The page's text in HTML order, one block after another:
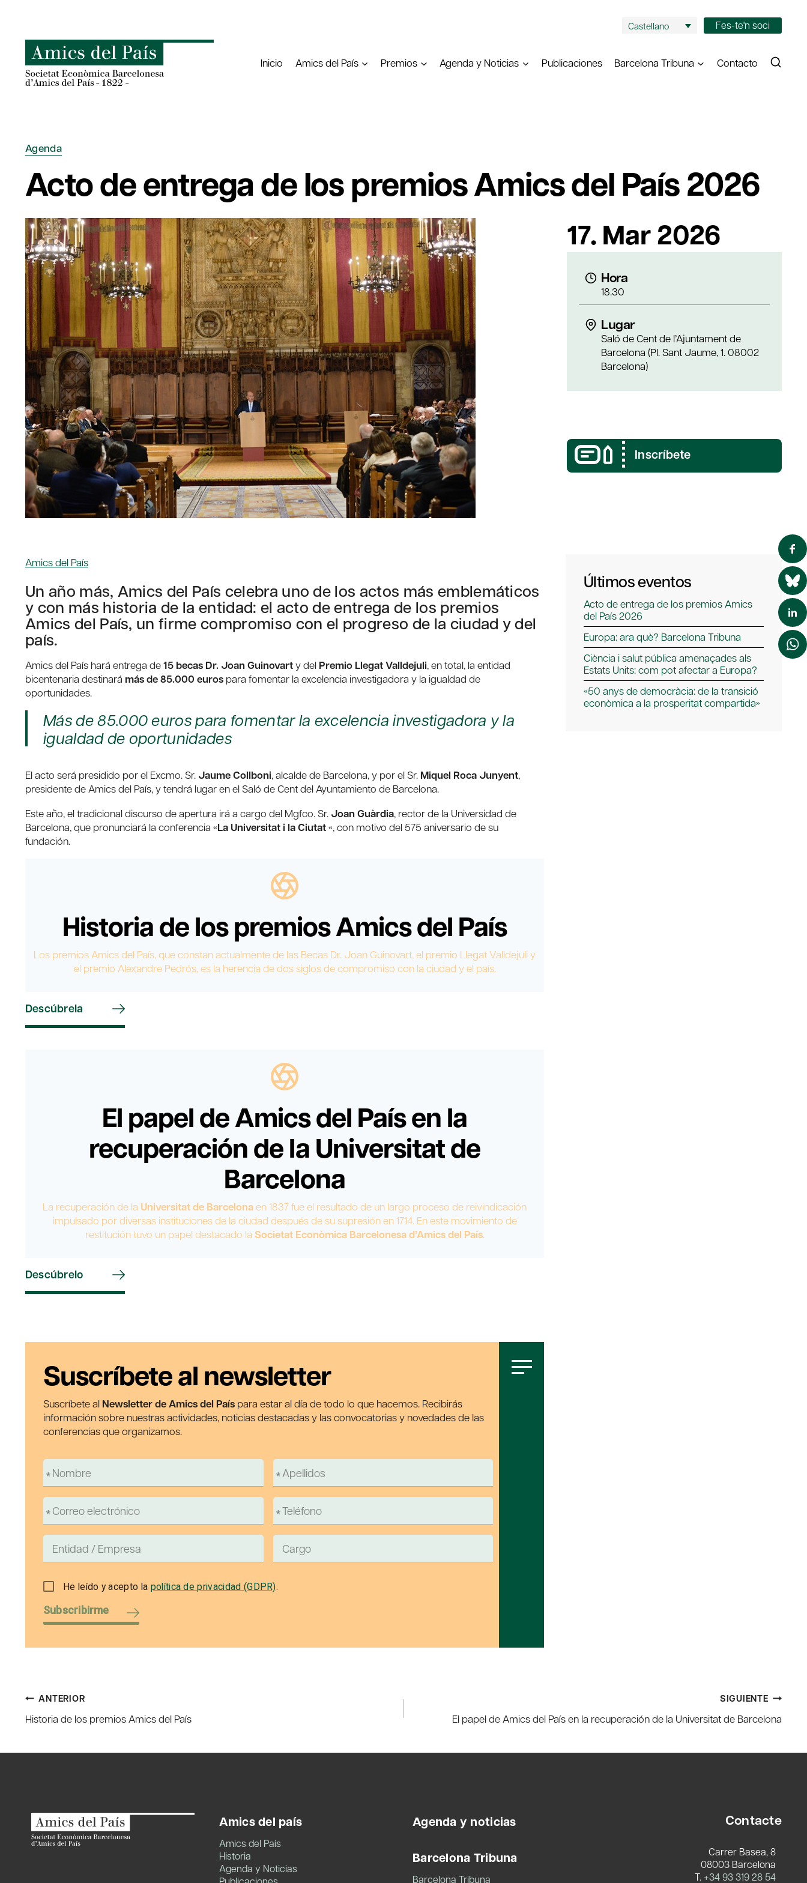
contenido
Castellano Fes-te'n soci
Inicio Amics del País Premios Agenda y Noticias Publicaciones Barcelona Tribuna Contacto
Agenda
Acto de entrega de los premios Amics del País 2026
17. Mar 2026
Hora
18.30
Lugar
Saló de Cent de l’Ajuntament de
Barcelona (Pl. Sant Jaume, 1. 08002
Barcelona)
Inscríbete
Amics del País
Un año más, Amics del País celebra uno de los actos más emblemáticos
y con más historia de la entidad: el acto de entrega de los premios
Amics del País, un firme compromiso con el progreso de la ciudad y del
país.
Amics del País hará entrega de15 becas Dr. Joan Guinovarty del Premio Llegat Valldejuli, en total, la entidad
bicentenaria destinará más de 85.000 euros para fomentar la excelencia investigadora y la igualdad de
oportunidades.
Más de 85.000 euros para fomentar la excelencia investigadora y la
igualdad de oportunidades
El acto será presidido por el Excmo. Sr. Jaume Collboni, alcalde de Barcelona, ​​y por el Sr. Miquel Roca Junyent,
presidente de Amics del País, y tendrá lugar en el Saló de Cent del Ayuntamiento de Barcelona.
Este año, el tradicional discurso de apertura irá a cargo del Mgfco. Sr. Joan Guàrdia, rector de la Universidad de
Barcelona, ​​que pronunciará la conferencia «La Universitat i la Ciutat«, con motivo del 575 aniversario de su
fundación.
Historia de los premios Amics del País
Los premios Amics del País, que constan actualmente de las Becas Dr. Joan Guinovart, el premio Llegat Valldejuli y
el premio Alexandre Pedrós, es la herencia de dos siglos de compromiso con la ciudad y el país.
Descúbrela
El papel de Amics del País en la
recuperación de la Universitat de
Barcelona
La recuperación de la Universitat de Barcelonaen 1837 fue el resultado de un largo proceso de reivindicación
impulsado por diversas instituciones de la ciudad después de su supresión en 1714. En este movimiento de
restitución tuvo un papel destacado la Societat Econòmica Barcelonesa d’Amics del País.
Descúbrelo
Suscríbete al newsletter
Suscríbete al Newsletter de Amics del País para estar al día de todo lo que hacemos. Recibirás
información sobre nuestras actividades, noticias destacadas y las convocatorias y novedades de las
conferencias que organizamos.
He leído y acepto la política de privacidad (GDPR).
Subscribirme
Últimos eventos
Acto de entrega de los premios Amics
del País 2026
Europa: ara què? Barcelona Tribuna
Ciència i salut pública amenaçades als
Estats Units: com pot afectar a Europa?
«50 anys de democràcia: de la transició
econòmica a la prosperitat compartida»
Navegación
de
entradas
ANTERIOR
Historia de los premios Amics del País
SIGUIENTE
El papel de Amics del País en la recuperación de la Universitat de Barcelona
Amics del país
Amics del País
Historia
Agenda y Noticias
Agenda y noticias
Barcelona Tribuna
Barcelona Tribuna
Contacte
Carrer Basea, 8
08003 Barcelona
T. +34 93 319 28 54